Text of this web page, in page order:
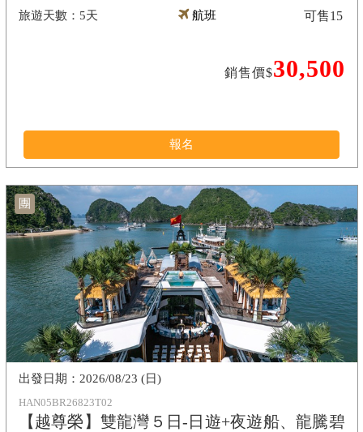
5天 航班
銷售價$30,500
可售15
報名
團
HAN05BR26823T02
【越尊榮】雙龍灣５日-日遊+夜遊船、龍騰碧
2026/08/23 (日)